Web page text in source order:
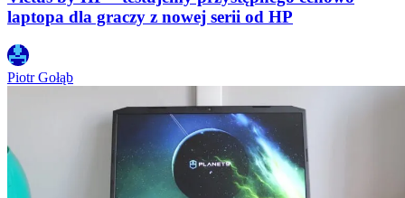
laptopa dla graczy z nowej serii od HP
Piotr Gołąb